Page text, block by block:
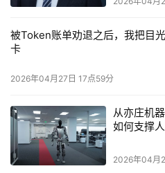
被Token账单劝退之后，我把目
卡
2026年04月27日 17点59分
从亦庄机
如何支撑
2026年04月